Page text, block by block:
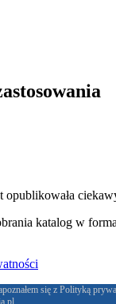
opublikowała
katalog w
się z Polityką